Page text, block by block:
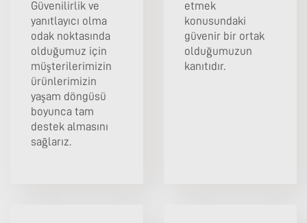
Güvenilirlik ve
yanıtlayıcı olma
odak noktasında
olduğumuz için
müşterilerimizin
ürünlerimizin
yaşam döngüsü
boyunca tam
destek almasını
sağlarız.
etmek
konusundaki
güvenir bir ortak
olduğumuzun
kanıtıdır.